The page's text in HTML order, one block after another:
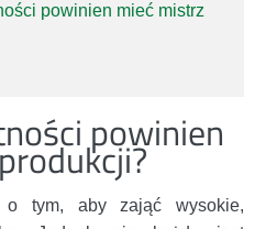
powinien mieć mistrz
powinien
tym, aby zająć wysokie,